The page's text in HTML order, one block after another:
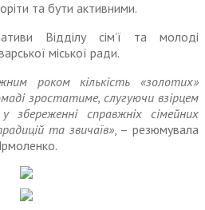
та бути активними.
Відділу сім’ї та молоді
міської ради.
роком кількість «золотих»
зростатиме, слугуючи взірцем
справжніх сімейних
та звичаїв», – резюмувала